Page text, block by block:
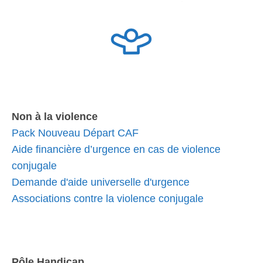
Non à la violence
Pack Nouveau Départ CAF
Aide financière d’urgence en cas de violence
conjugale
Demande d'aide universelle d'urgence
Associations contre la violence conjugale